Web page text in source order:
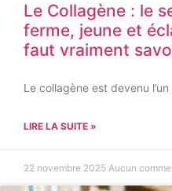
Le Collagène : le
ferme, jeune et
faut vraiment
Le collagène est devenu
LIRE LA SUITE »
22 novembre 2025 Aucun